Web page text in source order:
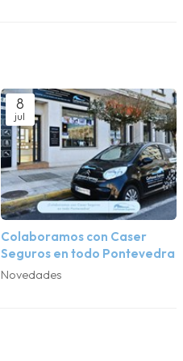
8
jul
Colaboramos con Caser
Seguros en todo Pontevedra
Novedades